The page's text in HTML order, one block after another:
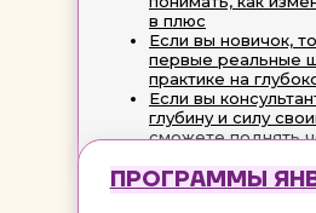
в плюс
Если вы новичок,
первые реальные
практике на
Если вы
глубину и силу
сможете поднять
ПРОГРАММЫ